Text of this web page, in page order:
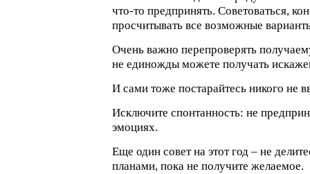
что-то предпринять. Советоваться,
просчитывать все возможные
Очень важно перепроверять
не единожды можете получать
И сами тоже постарайтесь никого не
Исключите спонтанность: не
эмоциях.
Еще один совет на этот год – не
планами, пока не получите желаемое.